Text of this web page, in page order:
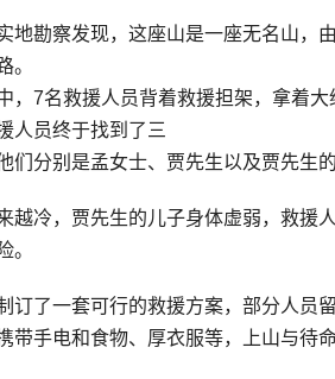
地勘察发现，这座山是一座无名山，
。
，7名救援人员背着救援担架，拿着
人员终于找到了三
们分别是孟女士、贾先生以及贾先生的
越冷，贾先生的儿子身体虚弱，救援
。
订了一套可行的救援方案，部分人员
带手电和食物、厚衣服等，上山与待